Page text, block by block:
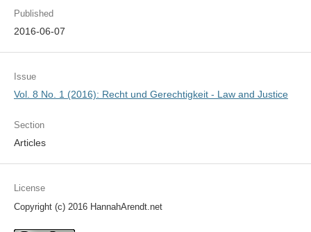
Published
2016-06-07
Issue
Vol. 8 No. 1 (2016): Recht und Gerechtigkeit - Law and Justice
Section
Articles
License
Copyright (c) 2016 HannahArendt.net